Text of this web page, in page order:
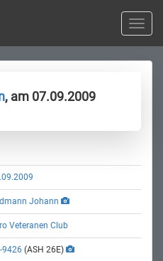
Toggle
, am 07.09.2009
Johann
Veteranen Club
9426 (ASH 26E)